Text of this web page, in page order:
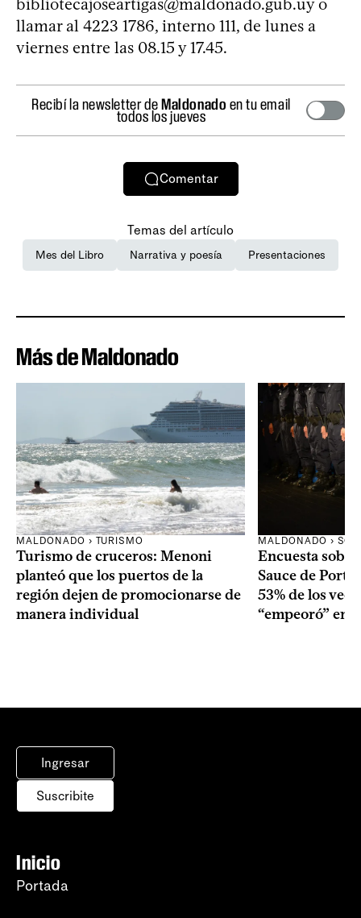
llamar al 4223 1786, interno 111, de lunes a
viernes entre las 08.15 y 17.45.
Recibí la newsletter deMaldonado en tu email
todos los jueves
Comentar
Temas del artículo
Mes del Libro Narrativa y poesía Presentaciones
Más de Maldonado
MALDONADO › TURISMO
Turismo de cruceros: Menoni
planteó que los puertos de la
región dejen de promocionarse de
manera individual
MALDONADO ›
Encuesta
Sauce de
53% de los
“empeoró” en
Ingresar
Suscribite
Inicio
Portada